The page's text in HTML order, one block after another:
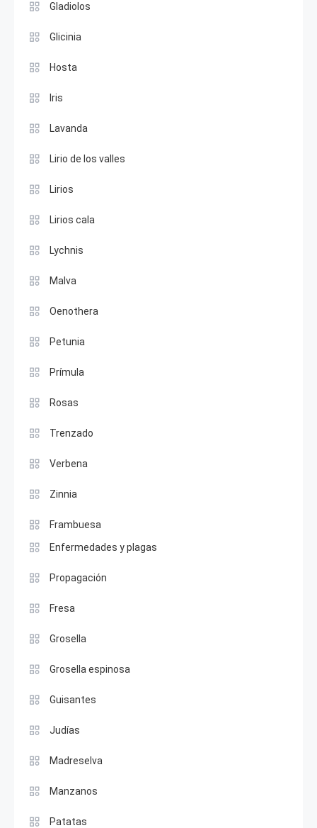
Gladiolos
Glicinia
Hosta
Iris
Lavanda
Lirio de los valles
Lirios
Lirios cala
Lychnis
Malva
Oenothera
Petunia
Prímula
Rosas
Trenzado
Verbena
Zinnia
Frambuesa
Enfermedades y plagas
Propagación
Fresa
Grosella
Grosella espinosa
Guisantes
Judías
Madreselva
Manzanos
Patatas